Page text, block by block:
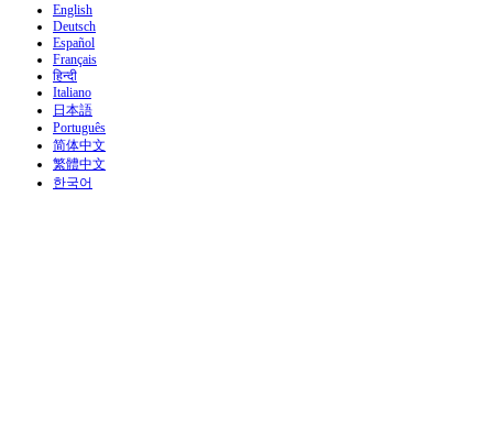
English
Deutsch
Español
Français
हिन्दी
Italiano
日本語
Português
简体中文
繁體中文
한국어